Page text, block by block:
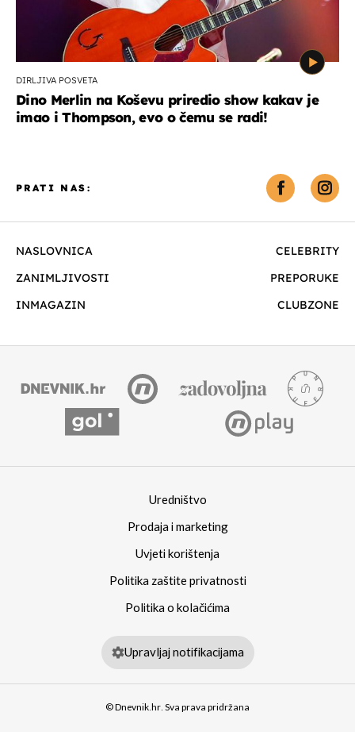
DIRLJIVA POSVETA
Dino Merlin na Koševu priredio show kakav je
imao i Thompson, evo o čemu se radi!
NASLOVNICA
CELEBRITY
ZANIMLJIVOSTI
PREPORUKE
INMAGAZIN
CLUBZONE
PRATI NAS:
Uredništvo
Prodaja i marketing
Uvjeti korištenja
Politika zaštite privatnosti
Politika o kolačićima
Upravljaj notifikacijama
© Dnevnik.hr. Sva prava pridržana